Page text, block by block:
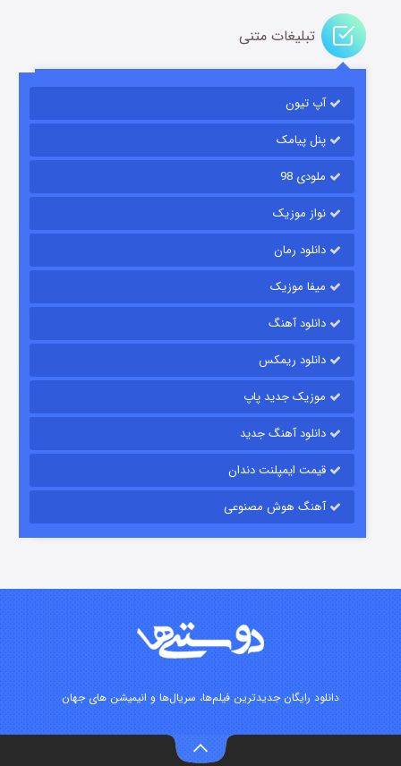
قسمت
قسمت۱۵ (دوبله) منتشر شد
تبلیغات متنی
آپ تیون
پنل پیامک
ملودی 98
نواز موزیک
دانلود رمان
میفا موزیک
دانلود آهنگ
دانلود ریمکس
موزیک جدید پاپ
دانلود آهنگ جدید
قیمت ایمپلنت دندان
آهنگ هوش مصنوعی
دانلود رایگان جدیدترین فیلم‌ها، سریال‌ها و انیمیشن های جهان